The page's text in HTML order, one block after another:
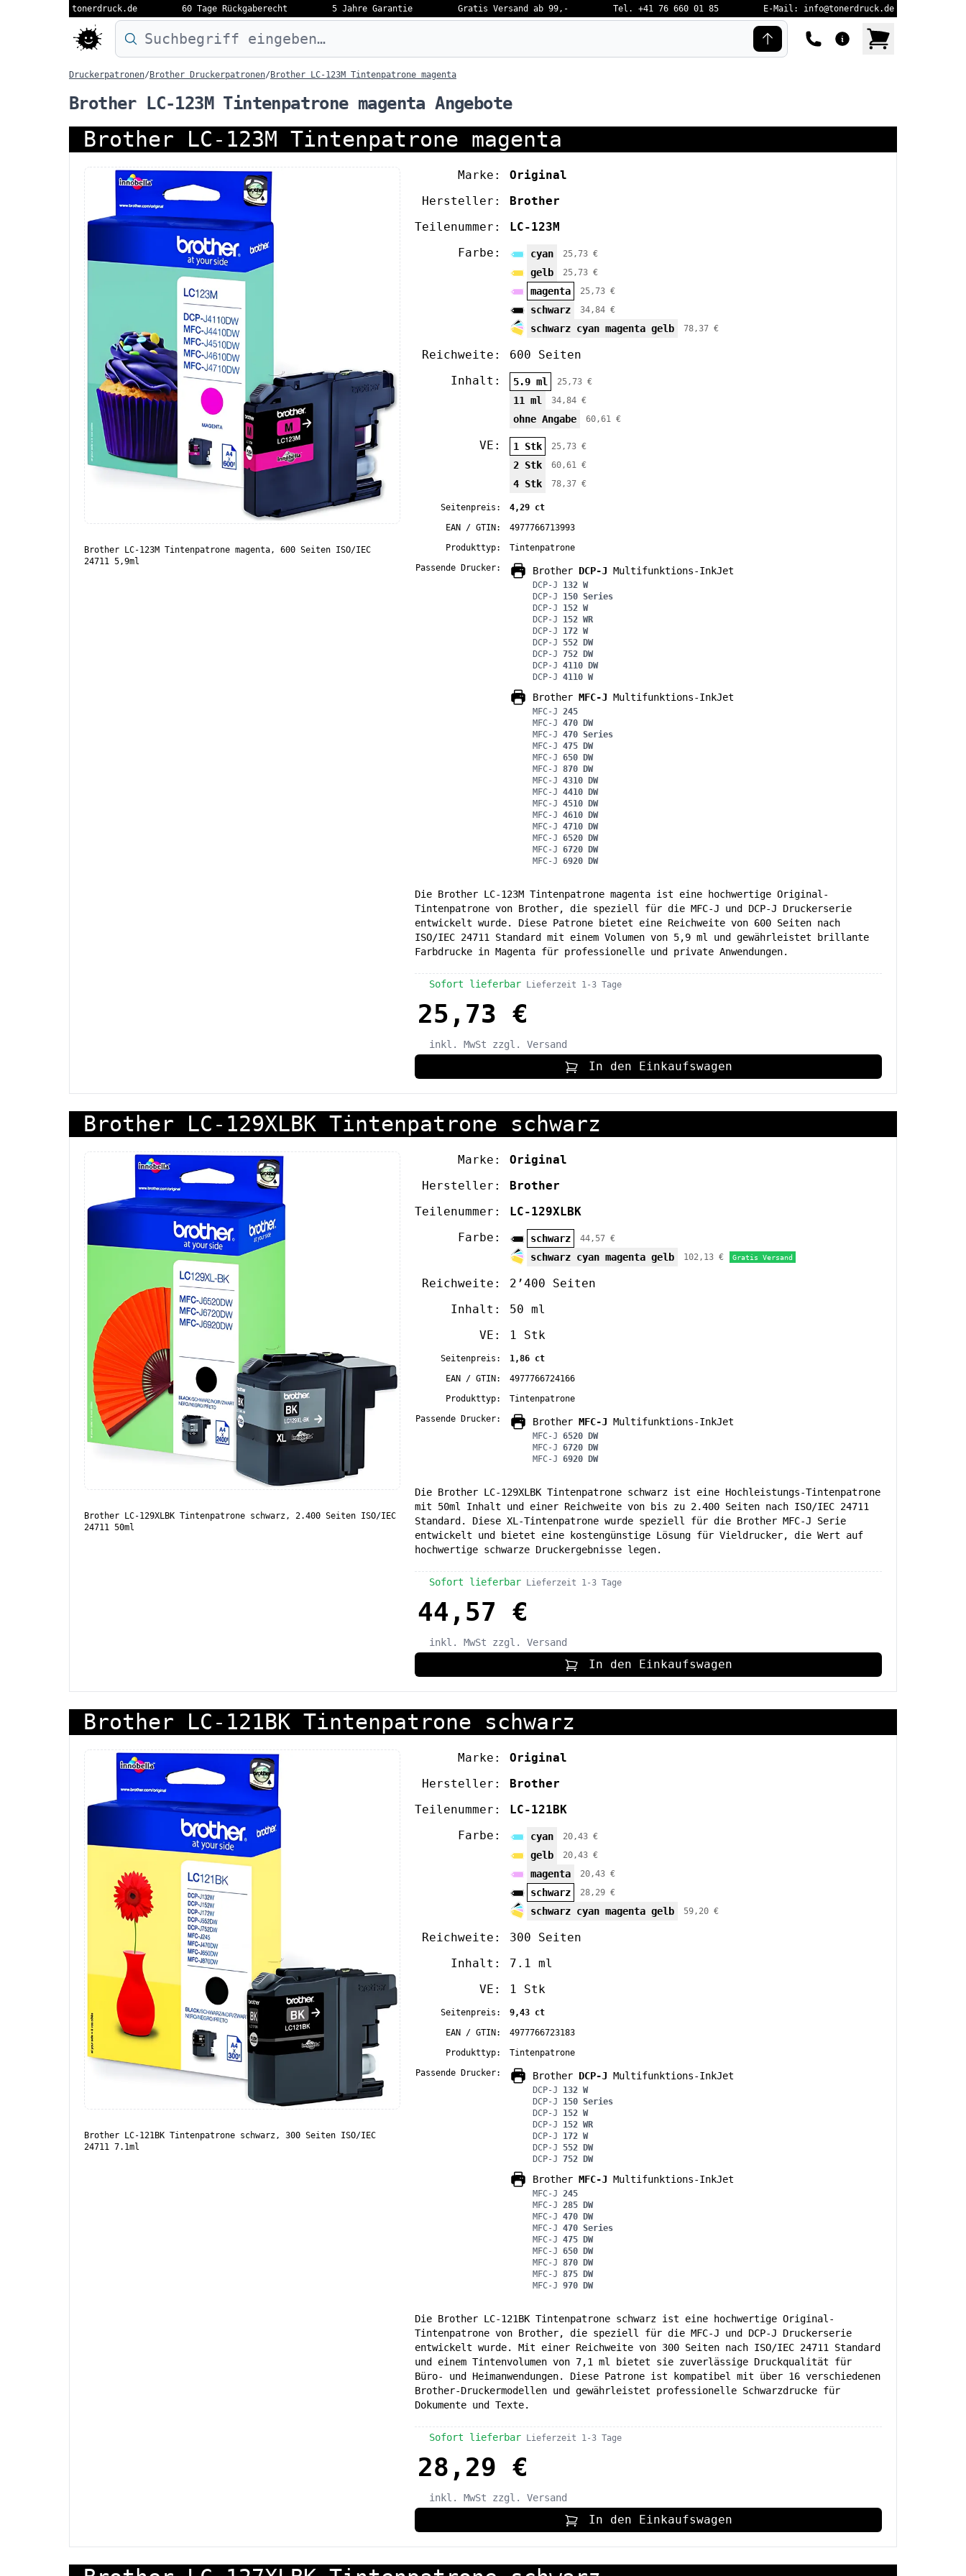
tonerdruck.de 60 Tage Rückgaberecht 5 Jahre Garantie Gratis Versand ab 99,- Tel. +41 76 660 01 85 E-Mail: info@tonerdruck.de
Druckermodell oder Produktnamen eingeben…
Druckerpatronen/ Brother Druckerpatronen/ Brother LC-123M Tintenpatrone magenta
Brother LC-123M Tintenpatrone magenta Angebote
Brother LC-123M Tintenpatrone magenta
Brother LC-123M Tintenpatrone magenta, 600 Seiten ISO/IEC
24711 5,9ml
Marke:
Original
Hersteller:
Brother
Teilenummer:
LC-123M
Farbe:
cyan 25,73 €
gelb 25,73 €
magenta 25,73 €
schwarz 34,84 €
schwarz cyan magenta gelb 78,37 €
Reichweite:
600 Seiten
Inhalt:
5.9 ml 25,73 €
11 ml 34,84 €
ohne Angabe 60,61 €
VE: 1 Stk 25,73 €
2 Stk 60,61 €
4 Stk 78,37 €
Seitenpreis:
4,29 ct
EAN / GTIN:
4977766713993
Produkttyp:
Tintenpatrone
Passende Drucker:
Brother DCP-J Multifunktions-InkJet
DCP-J 132 W
DCP-J 150 Series
DCP-J 152 W
DCP-J 152 WR
DCP-J 172 W
DCP-J 552 DW
DCP-J 752 DW
DCP-J 4110 DW
DCP-J 4110 W
Brother MFC-J Multifunktions-InkJet
MFC-J 245
MFC-J 470 DW
MFC-J 470 Series
MFC-J 475 DW
MFC-J 650 DW
MFC-J 870 DW
MFC-J 4310 DW
MFC-J 4410 DW
MFC-J 4510 DW
MFC-J 4610 DW
MFC-J 4710 DW
MFC-J 6520 DW
MFC-J 6720 DW
MFC-J 6920 DW
Die Brother LC-123M Tintenpatrone magenta ist eine hochwertige Original-
Tintenpatrone von Brother, die speziell für die MFC-J und DCP-J Druckerserie
entwickelt wurde. Diese Patrone bietet eine Reichweite von 600 Seiten nach
ISO/IEC 24711 Standard mit einem Volumen von 5,9 ml und gewährleistet brillante
Farbdrucke in Magenta für professionelle und private Anwendungen.
Sofort lieferbar Lieferzeit 1-3 Tage
25,73 €
inkl. MwSt zzgl. Versand
In den Einkaufswagen
Brother LC-129XLBK Tintenpatrone schwarz
Brother LC-129XLBK Tintenpatrone schwarz, 2.400 Seiten ISO/IEC
24711 50ml
Marke:
Original
Hersteller:
Brother
Teilenummer:
LC-129XLBK
Farbe:
schwarz 44,57 €
schwarz cyan magenta gelb 102,13 € Gratis Versand
Reichweite:
2’400 Seiten
Inhalt:
50 ml
VE:
1 Stk
Seitenpreis:
1,86 ct
EAN / GTIN:
4977766724166
Produkttyp:
Tintenpatrone
Passende Drucker:
Brother MFC-J Multifunktions-InkJet
MFC-J 6520 DW
MFC-J 6720 DW
MFC-J 6920 DW
Die Brother LC-129XLBK Tintenpatrone schwarz ist eine Hochleistungs-Tintenpatrone
mit 50ml Inhalt und einer Reichweite von bis zu 2.400 Seiten nach ISO/IEC 24711
Standard. Diese XL-Tintenpatrone wurde speziell für die Brother MFC-J Serie
entwickelt und bietet eine kostengünstige Lösung für Vieldrucker, die Wert auf
hochwertige schwarze Druckergebnisse legen.
Sofort lieferbar Lieferzeit 1-3 Tage
44,57 €
inkl. MwSt zzgl. Versand
In den Einkaufswagen
Brother LC-121BK Tintenpatrone schwarz
Brother LC-121BK Tintenpatrone schwarz, 300 Seiten ISO/IEC
24711 7.1ml
Marke:
Original
Hersteller:
Brother
Teilenummer:
LC-121BK
Farbe:
cyan 20,43 €
gelb 20,43 €
magenta 20,43 €
schwarz 28,29 €
schwarz cyan magenta gelb 59,20 €
Reichweite:
300 Seiten
Inhalt:
7.1 ml
VE:
1 Stk
Seitenpreis:
9,43 ct
EAN / GTIN:
4977766723183
Produkttyp:
Tintenpatrone
Passende Drucker:
Brother DCP-J Multifunktions-InkJet
DCP-J 132 W
DCP-J 150 Series
DCP-J 152 W
DCP-J 152 WR
DCP-J 172 W
DCP-J 552 DW
DCP-J 752 DW
Brother MFC-J Multifunktions-InkJet
MFC-J 245
MFC-J 285 DW
MFC-J 470 DW
MFC-J 470 Series
MFC-J 475 DW
MFC-J 650 DW
MFC-J 870 DW
MFC-J 875 DW
MFC-J 970 DW
Die Brother LC-121BK Tintenpatrone schwarz ist eine hochwertige Original-
Tintenpatrone von Brother, die speziell für die MFC-J und DCP-J Druckerserie
entwickelt wurde. Mit einer Reichweite von 300 Seiten nach ISO/IEC 24711 Standard
und einem Tintenvolumen von 7,1 ml bietet sie zuverlässige Druckqualität für
Büro- und Heimanwendungen. Diese Patrone ist kompatibel mit über 16 verschiedenen
Brother-Druckermodellen und gewährleistet professionelle Schwarzdrucke für
Dokumente und Texte.
Sofort lieferbar Lieferzeit 1-3 Tage
28,29 €
inkl. MwSt zzgl. Versand
In den Einkaufswagen